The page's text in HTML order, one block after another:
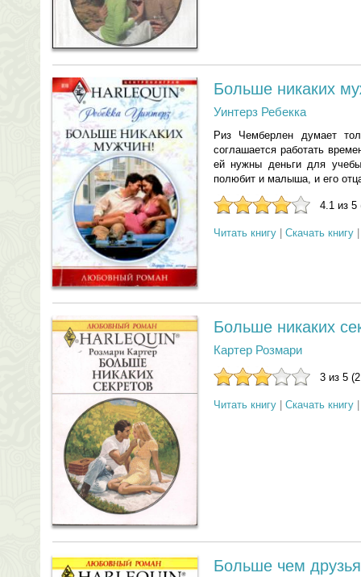
Больше никаких
Уинтерз Ребекка
Риз Чемберлен думает
соглашается работать
ей нужны деньги для
полюбит и малыша, и его
4.1 из 5
Читать книгу Скачать книгу
Больше никаких
Картер Розмари
3 из 5
Читать книгу Скачать книгу
Больше чем друзья